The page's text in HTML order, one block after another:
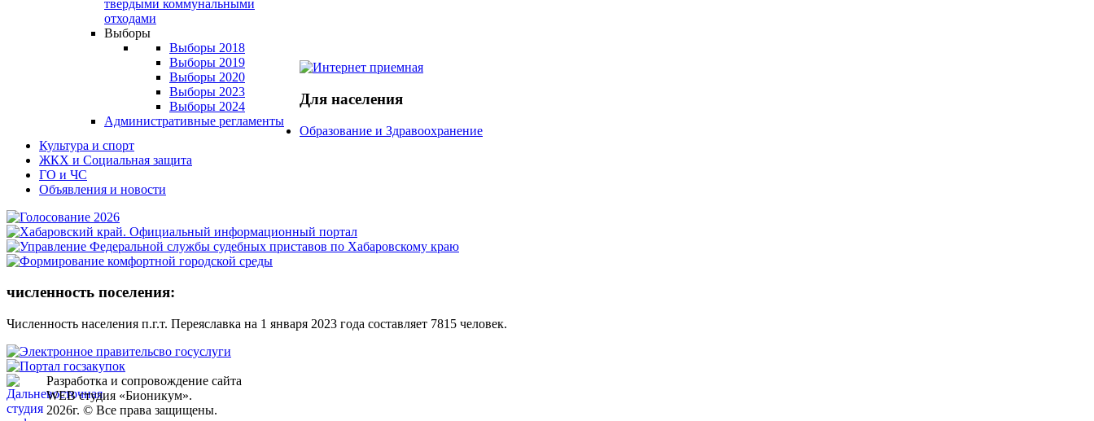
твердыми коммунальными
отходами
Выборы
Выборы 2018
Выборы 2019
Выборы 2020
Выборы 2023
Выборы 2024
Административные регламенты
Для населения
Образование и Здравоохранение
Культура и спорт
ЖКХ и Социальная защита
ГО и ЧС
Объявления и новости
численность поселения:
Численность населения п.г.т. Переяславка на 1 января 2023 года составляет 7815 человек.
Разработка и сопровождение сайта
WEB студия «Бионикум».
2026г. © Все права защищены.